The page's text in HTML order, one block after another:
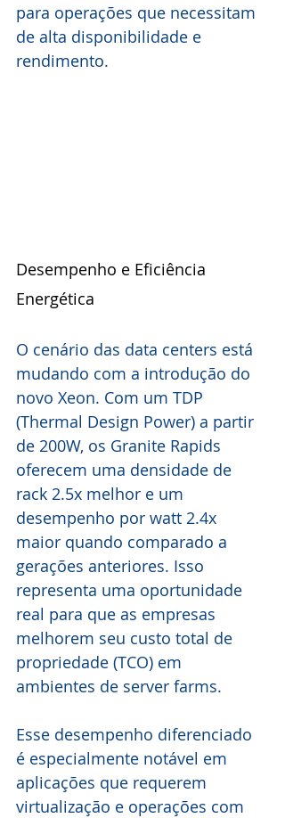
para operações que necessitam
de alta disponibilidade e
rendimento.
Desempenho e Eficiência
Energética
O cenário das data centers está
mudando com a introdução do
novo Xeon. Com um TDP
(Thermal Design Power) a partir
de 200W, os Granite Rapids
oferecem uma densidade de
rack 2.5x melhor e um
desempenho por watt 2.4x
maior quando comparado a
gerações anteriores. Isso
representa uma oportunidade
real para que as empresas
melhorem seu custo total de
propriedade (TCO) em
ambientes de server farms.
Esse desempenho diferenciado
é especialmente notável em
aplicações que requerem
virtualização e operações com